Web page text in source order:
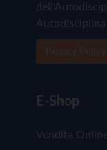
E-Shop
Vendita